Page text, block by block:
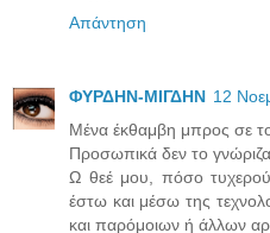
Απάντηση
ΦΥΡΔΗΝ-ΜΙΓΔΗΝ 12
Μένα έκθαμβη μπρος σε
Προσωπικά δεν το γνώριζα.
Ω θεέ μου, πόσο
έστω και μέσω της
και παρόμοιων ή άλλων